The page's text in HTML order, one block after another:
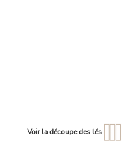
Voir la découpe des lés